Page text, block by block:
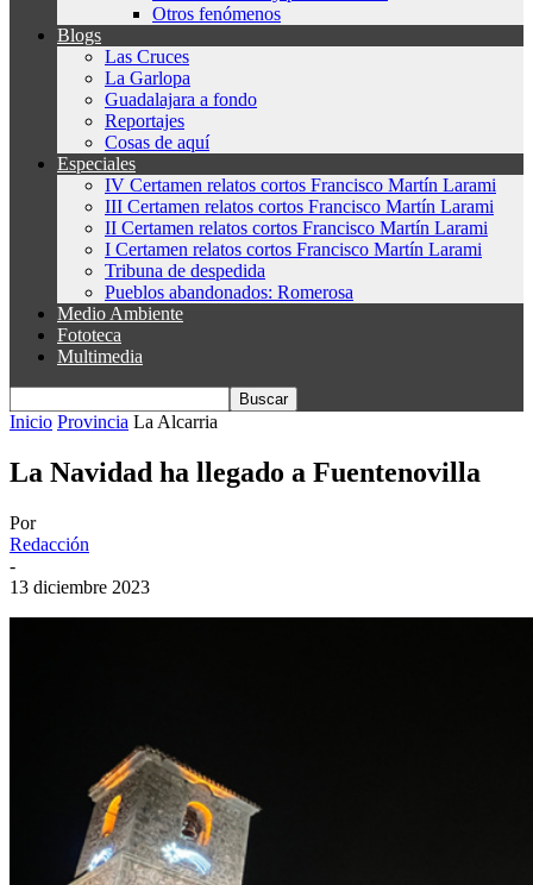
Otros fenómenos
Blogs
Las Cruces
La Garlopa
Guadalajara a fondo
Reportajes
Cosas de aquí
Especiales
IV Certamen relatos cortos Francisco Martín Larami
III Certamen relatos cortos Francisco Martín Larami
II Certamen relatos cortos Francisco Martín Larami
I Certamen relatos cortos Francisco Martín Larami
Tribuna de despedida
Pueblos abandonados: Romerosa
Medio Ambiente
Fototeca
Multimedia
Inicio Provincia La Alcarria
La Navidad ha llegado a Fuentenovilla
Por
Redacción
-
13 diciembre 2023